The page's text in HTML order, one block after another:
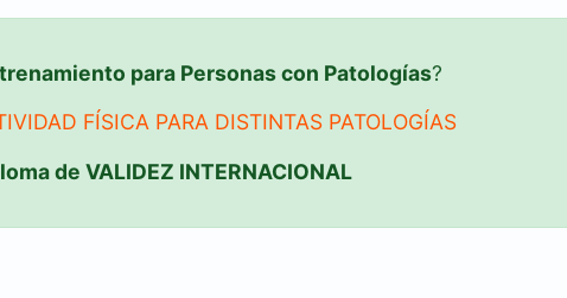
para Personas con Patologías?
FÍSICA PARA DISTINTAS PATOLOGÍAS
de VALIDEZ INTERNACIONAL